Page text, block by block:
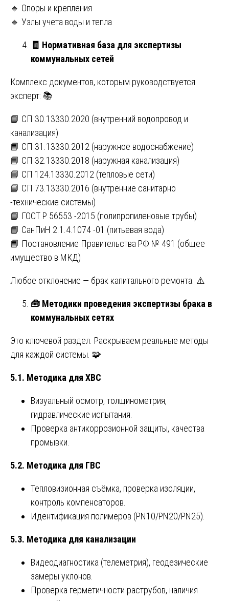
🔹 Опоры и крепления
🔹 Узлы учета воды и тепла
🧾 Нормативная база для экспертизы
коммунальных сетей
Комплекс документов, которым руководствуется
эксперт: 📚
📘 СП 30.13330.2020 (внутренний водопровод и
канализация)
📘 СП 31.13330.2012 (наружное водоснабжение)
📘 СП 32.13330.2018 (наружная канализация)
📘 СП 124.13330.2012 (тепловые сети)
📘 СП 73.13330.2016 (внутренние санитарно
-технические системы)
📘 ГОСТ Р 56553 -2015 (полипропиленовые трубы)
📘 СанПиН 2.1.4.1074 -01 (питьевая вода)
📘 Постановление Правительства РФ № 491 (общее
имущество в МКД)
Любое отклонение — брак капитального ремонта. ⚠️
🧰 Методики проведения экспертизы брака в
коммунальных сетях
Это ключевой раздел. Раскрываем реальные методы
для каждой системы. 🧩
5.1. Методика для ХВС
Визуальный осмотр, толщинометрия,
гидравлические испытания.
Проверка антикоррозионной защиты, качества
промывки.
5.2. Методика для ГВС
Тепловизионная съёмка, проверка изоляции,
контроль компенсаторов.
Идентификация полимеров (PN10/PN20/PN25).
5.3. Методика для канализации
Видеодиагностика (телеметрия), геодезические
замеры уклонов.
Проверка герметичности раструбов, наличия